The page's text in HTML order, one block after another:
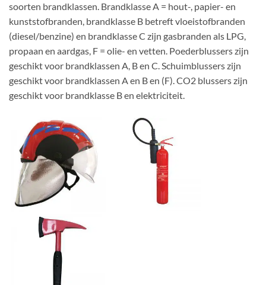
soorten brandklassen. Brandklasse A = hout-, papier- en
kunststofbranden, brandklasse B betreft vloeistofbranden
(diesel/benzine) en brandklasse C zijn gasbranden als LPG,
propaan en aardgas, F = olie- en vetten. Poederblussers zijn
geschikt voor brandklassen A, B en C. Schuimblussers zijn
geschikt voor brandklassen A en B en (F). CO2 blussers zijn
geschikt voor brandklasse B en elektriciteit.